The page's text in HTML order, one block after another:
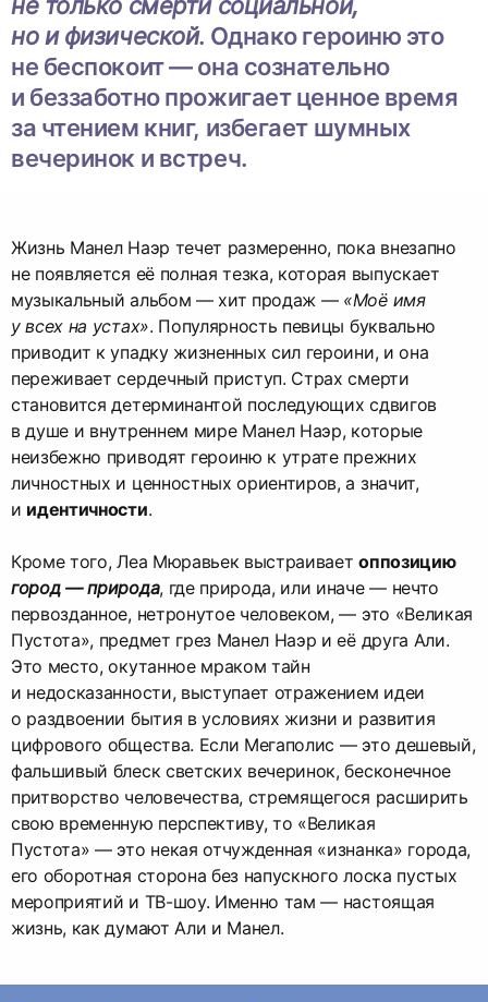
но и физической. Однако героиню это
не беспокоит — она сознательно
и беззаботно прожигает ценное время
за чтением книг, избегает шумных
вечеринок и встреч.
Жизнь Манел Наэр течет размеренно, пока внезапно
не появляется её полная тезка, которая выпускает
музыкальный альбом — хит продаж — «Моё имя
у всех на устах». Популярность певицы буквально
приводит к упадку жизненных сил героини, и она
переживает сердечный приступ. Страх смерти
становится детерминантой последующих сдвигов
в душе и внутреннем мире Манел Наэр, которые
неизбежно приводят героиню к утрате прежних
личностных и ценностных ориентиров, а значит,
и идентичности.
Кроме того, Леа Мюравьек выстраиваетоппозицию
город — природа, где природа, или иначе — нечто
первозданное, нетронутое человеком, — это «Великая
Пустота», предмет грез Манел Наэр и её друга Али.
Это место, окутанное мраком тайн
и недосказанности, выступает отражением идеи
о раздвоении бытия в условиях жизни и развития
цифрового общества. Если Мегаполис — это дешевый,
фальшивый блеск светских вечеринок, бесконечное
притворство человечества, стремящегося расширить
свою временную перспективу, то «Великая
Пустота» — это некая отчужденная «изнанка» города,
его оборотная сторона без напускного лоска пустых
мероприятий и ТВ-шоу. Именно там — настоящая
жизнь, как думают Али и Манел.